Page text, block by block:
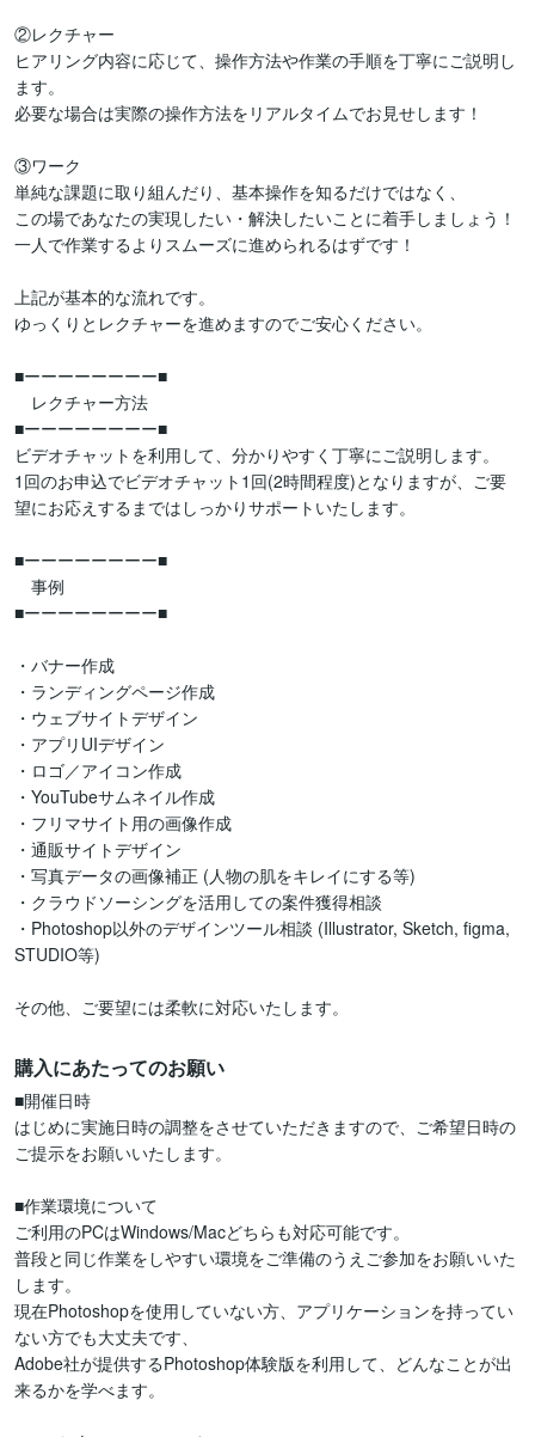
②レクチャー
ヒアリング内容に応じて、操作方法や作業の手順を丁寧にご説明し
ます。
必要な場合は実際の操作方法をリアルタイムでお見せします！
③ワーク
単純な課題に取り組んだり、基本操作を知るだけではなく、
この場であなたの実現したい・解決したいことに着手しましょう！
一人で作業するよりスムーズに進められるはずです！
上記が基本的な流れです。
ゆっくりとレクチャーを進めますのでご安心ください。
■ーーーーーーーー■
レクチャー方法
■ーーーーーーーー■
ビデオチャットを利用して、分かりやすく丁寧にご説明します。
1回のお申込でビデオチャット1回(2時間程度)となりますが、ご要
望にお応えするまではしっかりサポートいたします。
■ーーーーーーーー■
事例
■ーーーーーーーー■
・バナー作成
・ランディングページ作成
・ウェブサイトデザイン
・アプリUIデザイン
・ロゴ／アイコン作成
・YouTubeサムネイル作成
・フリマサイト用の画像作成
・通販サイトデザイン
・写真データの画像補正 (人物の肌をキレイにする等)
・クラウドソーシングを活用しての案件獲得相談
・Photoshop以外のデザインツール相談 (Illustrator, Sketch, figma,
STUDIO等)
その他、ご要望には柔軟に対応いたします。
購入にあたってのお願い
■開催日時
はじめに実施日時の調整をさせていただきますので、ご希望日時の
ご提示をお願いいたします。
■作業環境について
ご利用のPCはWindows/Macどちらも対応可能です。
普段と同じ作業をしやすい環境をご準備のうえご参加をお願いいた
します。
現在Photoshopを使用していない方、アプリケーションを持ってい
ない方でも大丈夫です、
Adobe社が提供するPhotoshop体験版を利用して、どんなことが出
来るかを学べます。